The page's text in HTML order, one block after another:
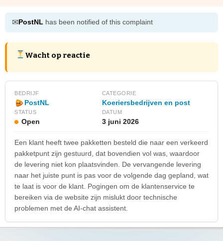
✉PostNL has been notified of this complaint
Wacht op reactie
BEDRIJF
PostNL
CATEGORIE
Koeriersbedrijven en post
STATUS
Open
DATUM
3 juni 2026
Een klant heeft twee pakketten besteld die naar een verkeerd
pakketpunt zijn gestuurd, dat bovendien vol was, waardoor
de levering niet kon plaatsvinden. De vervangende levering
naar het juiste punt is pas voor de volgende dag gepland, wat
te laat is voor de klant. Pogingen om de klantenservice te
bereiken via de website zijn mislukt door technische
problemen met de AI-chat assistent.